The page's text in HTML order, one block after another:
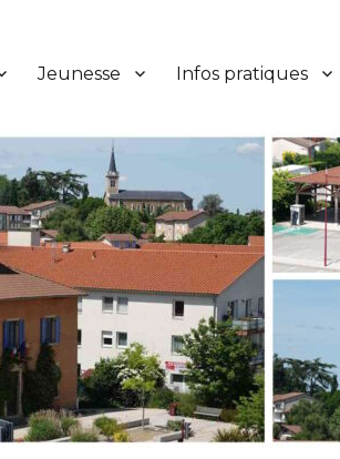
Jeunesse Infos pratiques